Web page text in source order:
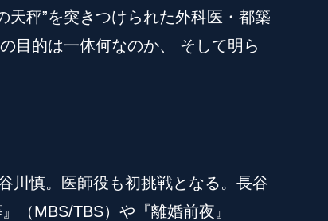
秤”を突きつけられた外科医・都築
目的は一体何なのか、 そして明ら
川慎。医師役も初挑戦となる。長谷
（MBS/TBS）や『離婚前夜』